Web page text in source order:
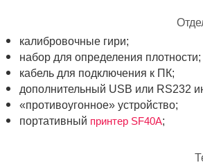
калибровочные гири;
набор для определения плотности;
кабель для подключения к ПК;
дополнительный USB или RS232
«противоугонное» устройство;
портативный принтер SF40A;